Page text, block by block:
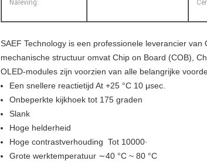
Naleving:
SAEF Technology is een professionele leverancier
mechanische structuur omvat Chip on Board (COB),
OLED-modules zijn voorzien van alle belangrijke
Een snellere reactietijd At +25 °C 10 μsec.
Onbeperkte kijkhoek tot 175 graden
Slank
Hoge helderheid
Hoge contrastverhouding ️ Tot 10000∙
Grote werktemperatuur ∼40 °C ~ 80 °C